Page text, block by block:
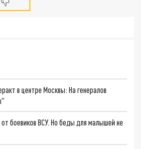
в центре Москвы: На генералов
боевиков ВСУ. Но беды для малышей не